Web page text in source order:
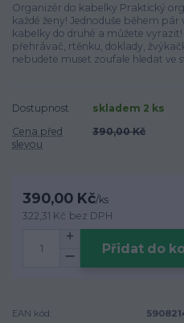
Organizér do kabelky Praktický
každé ženy! Jednoduše během
kabelky do druhé a můžete
přehrávač, rtěnku, doklady,
nebudete muset zoufale hledat ve
Dostupnost
skladem 2 ks
Cena před
slevou
390,00 Kč
390,00 Kč/ks
322,31 Kč bez DPH
Přidat do
EAN kód: